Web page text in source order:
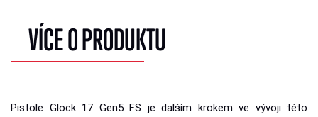
VÍCE O PRODUKTU
Pistole Glock 17 Gen5 FS je dalším krokem ve vývoji této